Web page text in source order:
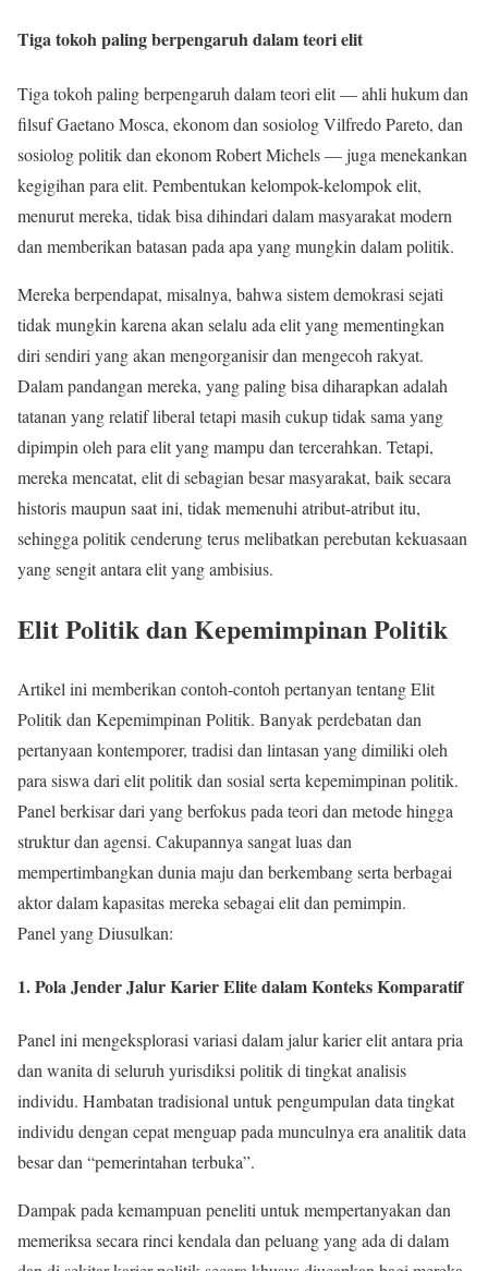
Tiga tokoh paling berpengaruh dalam teori elit
Tiga tokoh paling berpengaruh dalam teori elit — ahli hukum dan
filsuf Gaetano Mosca, ekonom dan sosiolog Vilfredo Pareto, dan
sosiolog politik dan ekonom Robert Michels — juga menekankan
kegigihan para elit. Pembentukan kelompok-kelompok elit,
menurut mereka, tidak bisa dihindari dalam masyarakat modern
dan memberikan batasan pada apa yang mungkin dalam politik.
Mereka berpendapat, misalnya, bahwa sistem demokrasi sejati
tidak mungkin karena akan selalu ada elit yang mementingkan
diri sendiri yang akan mengorganisir dan mengecoh rakyat.
Dalam pandangan mereka, yang paling bisa diharapkan adalah
tatanan yang relatif liberal tetapi masih cukup tidak sama yang
dipimpin oleh para elit yang mampu dan tercerahkan. Tetapi,
mereka mencatat, elit di sebagian besar masyarakat, baik secara
historis maupun saat ini, tidak memenuhi atribut-atribut itu,
sehingga politik cenderung terus melibatkan perebutan kekuasaan
yang sengit antara elit yang ambisius.
Elit Politik dan Kepemimpinan Politik
Artikel ini memberikan contoh-contoh pertanyan tentang Elit
Politik dan Kepemimpinan Politik. Banyak perdebatan dan
pertanyaan kontemporer, tradisi dan lintasan yang dimiliki oleh
para siswa dari elit politik dan sosial serta kepemimpinan politik.
Panel berkisar dari yang berfokus pada teori dan metode hingga
struktur dan agensi. Cakupannya sangat luas dan
mempertimbangkan dunia maju dan berkembang serta berbagai
aktor dalam kapasitas mereka sebagai elit dan pemimpin.
Panel yang Diusulkan:
1. Pola Jender Jalur Karier Elite dalam Konteks Komparatif
Panel ini mengeksplorasi variasi dalam jalur karier elit antara pria
dan wanita di seluruh yurisdiksi politik di tingkat analisis
individu. Hambatan tradisional untuk pengumpulan data tingkat
individu dengan cepat menguap pada munculnya era analitik data
besar dan “pemerintahan terbuka”.
Dampak pada kemampuan peneliti untuk mempertanyakan dan
memeriksa secara rinci kendala dan peluang yang ada di dalam